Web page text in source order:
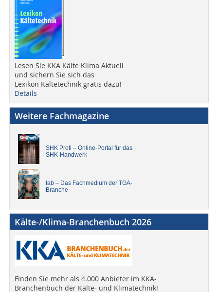
Lesen Sie KKA Kälte Klima Aktuell
und sichern Sie sich das
Lexikon Kältetechnik gratis dazu!
Details
Weitere Fachmagazine
SHK Profi – Online-Portal für das
SHK-Handwerk
tab – Das Fachmedium der TGA-
Branche
Kälte-/Klima-Branchenbuch 2026
Finden Sie mehr als 4.000 Anbieter im KKA-
Branchenbuch der Kälte- und Klimatechnik!